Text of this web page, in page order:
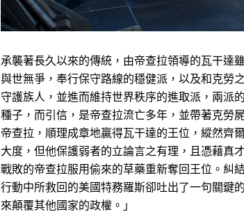
承襲著長久以來的傳統，由帝查拉領導的瓦干達
與世無爭，奉行保守路線的穩健派，以及和克勞
守護族人，並進而維持世界秩序的進取派，兩派
種子，而引信，是帝查拉流亡多年，並帶著克勞
帝查拉，順理成章地贏得瓦干達的王位，縱然齊
大度，但他保護弱者的立論言之有理，且憑藉真
戰敗的帝查拉服用偷來的草藥重新奪回王位。糾
行動中所救回的美國特務羅斯卻吐出了一句關鍵
來顛覆其他國家的政權。」